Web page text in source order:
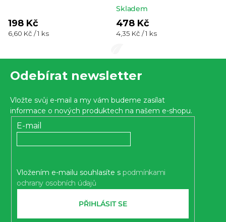
198 Kč
Měrná
6,60 Kč / 1 ks
Skladem
478 Kč
Měrná
4,35 Kč / 1 ks
Odebírat newsletter
Vložte svůj e-mail a my vám budeme zasílat
informace o nových produktech na našem e-shopu.
E-mail
Vložením e-mailu souhlasíte s podmínkami
ochrany osobních údajů
PŘIHLÁSIT SE